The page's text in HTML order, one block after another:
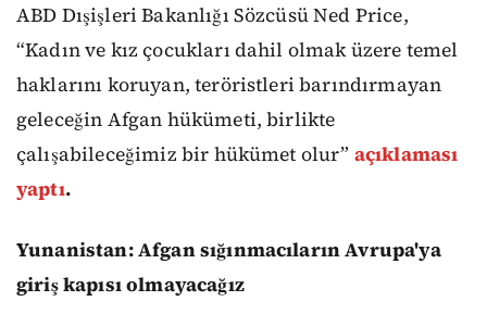
ABD Dışişleri Bakanlığı Sözcüsü Ned Price,
“Kadın ve kız çocukları dahil olmak üzere temel
haklarını koruyan, teröristleri barındırmayan
geleceğin Afgan hükümeti, birlikte
çalışabileceğimiz bir hükümet olur” açıklaması
yaptı.
Yunanistan: Afgan sığınmacıların Avrupa'ya
giriş kapısı olmayacağız